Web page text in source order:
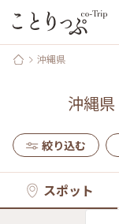
沖縄県
沖縄県
絞り込む
スポット